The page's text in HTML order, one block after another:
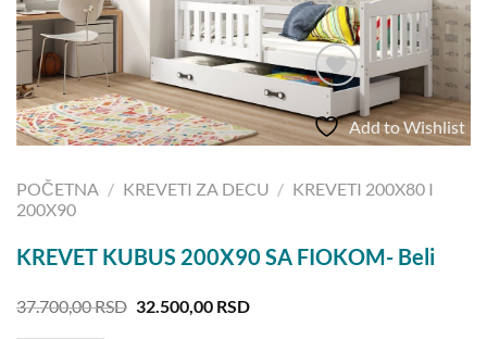
Add to Wishlist
POČETNA / KREVETI ZA DECU / KREVETI 200X80 I
200X90
KREVET KUBUS 200X90 SA FIOKOM- Beli
37.700,00RSD Originalna
32.500,00 RSDTrenutna